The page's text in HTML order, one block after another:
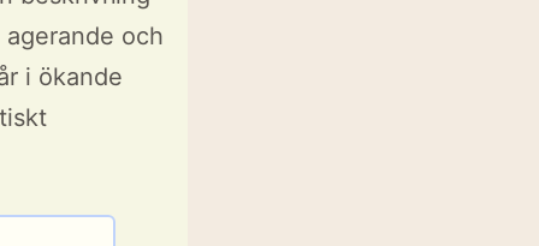
och
i ökande